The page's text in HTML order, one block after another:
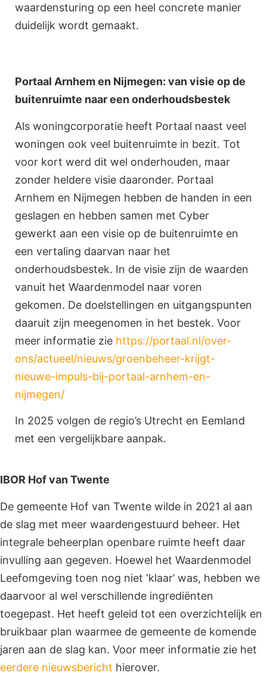
waardensturing op een heel concrete manier
duidelijk wordt gemaakt.
Portaal Arnhem en Nijmegen: van visie op de
buitenruimte naar een onderhoudsbestek
Als woningcorporatie heeft Portaal naast veel
woningen ook veel buitenruimte in bezit. Tot
voor kort werd dit wel onderhouden, maar
zonder heldere visie daaronder. Portaal
Arnhem en Nijmegen hebben de handen in een
geslagen en hebben samen met Cyber
gewerkt aan een visie op de buitenruimte en
een vertaling daarvan naar het
onderhoudsbestek. In de visie zijn de waarden
vanuit het Waardenmodel naar voren
gekomen. De doelstellingen en uitgangspunten
daaruit zijn meegenomen in het bestek. Voor
meer informatie zie https://portaal.nl/over-
ons/actueel/nieuws/groenbeheer-krijgt-
nieuwe-impuls-bij-portaal-arnhem-en-
nijmegen/
In 2025 volgen de regio’s Utrecht en Eemland
met een vergelijkbare aanpak.
IBOR Hof van Twente
De gemeente Hof van Twente wilde in 2021 al aan
de slag met meer waardengestuurd beheer. Het
integrale beheerplan openbare ruimte heeft daar
invulling aan gegeven. Hoewel het Waardenmodel
Leefomgeving toen nog niet ‘klaar’ was, hebben we
daarvoor al wel verschillende ingrediënten
toegepast. Het heeft geleid tot een overzichtelijk en
bruikbaar plan waarmee de gemeente de komende
jaren aan de slag kan. Voor meer informatie zie het
eerdere nieuwsbericht hierover.